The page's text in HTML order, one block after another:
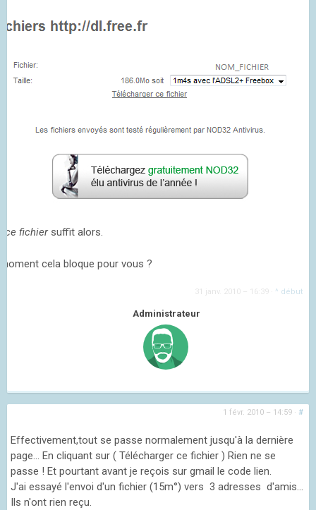
ce fichiersuffit alors.
cela bloque pour vous ?
31 janv. 2010 – 16:39 ^ début
Administrateur
1 févr. 2010 – 14:59 · #
Effectivement,tout se passe normalement jusqu'à la dernière
page... En cliquant sur ( Télécharger ce fichier ) Rien ne se
passe ! Et pourtant avant je reçois sur gmail le code lien.
J'ai essayé l'envoi d'un fichier (15m°) vers 3 adresses d'amis...
Ils n'ont rien reçu.